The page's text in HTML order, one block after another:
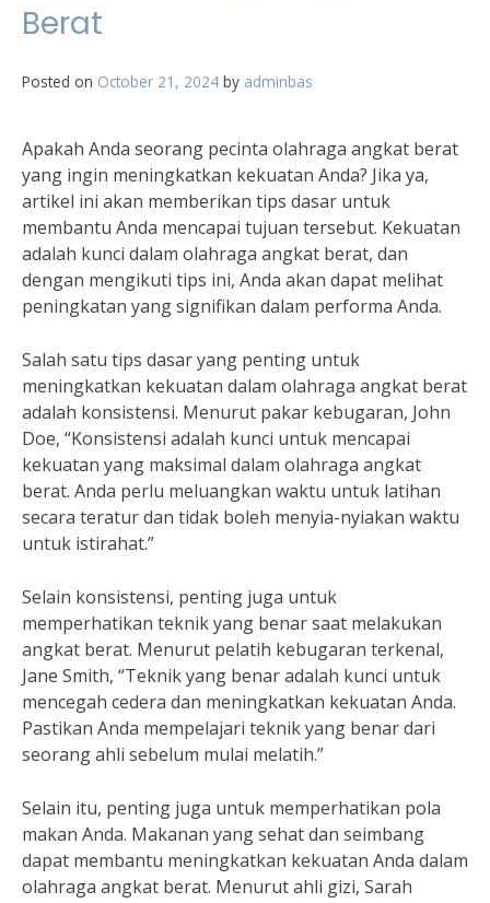
Berat
Posted on October 21, 2024 by adminbas
Apakah Anda seorang pecinta olahraga angkat berat
yang ingin meningkatkan kekuatan Anda? Jika ya,
artikel ini akan memberikan tips dasar untuk
membantu Anda mencapai tujuan tersebut. Kekuatan
adalah kunci dalam olahraga angkat berat, dan
dengan mengikuti tips ini, Anda akan dapat melihat
peningkatan yang signifikan dalam performa Anda.
Salah satu tips dasar yang penting untuk
meningkatkan kekuatan dalam olahraga angkat berat
adalah konsistensi. Menurut pakar kebugaran, John
Doe, “Konsistensi adalah kunci untuk mencapai
kekuatan yang maksimal dalam olahraga angkat
berat. Anda perlu meluangkan waktu untuk latihan
secara teratur dan tidak boleh menyia-nyiakan waktu
untuk istirahat.”
Selain konsistensi, penting juga untuk
memperhatikan teknik yang benar saat melakukan
angkat berat. Menurut pelatih kebugaran terkenal,
Jane Smith, “Teknik yang benar adalah kunci untuk
mencegah cedera dan meningkatkan kekuatan Anda.
Pastikan Anda mempelajari teknik yang benar dari
seorang ahli sebelum mulai melatih.”
Selain itu, penting juga untuk memperhatikan pola
makan Anda. Makanan yang sehat dan seimbang
dapat membantu meningkatkan kekuatan Anda dalam
olahraga angkat berat. Menurut ahli gizi, Sarah